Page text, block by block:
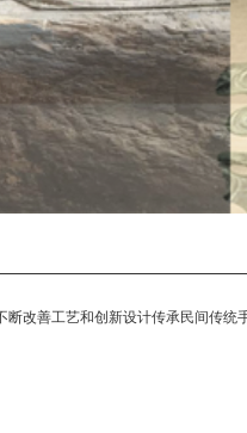
改善工艺和创新设计传承民间传统